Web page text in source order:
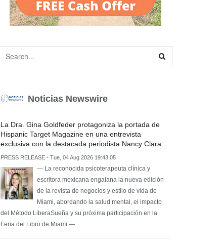
Noticias Newswire
La Dra. Gina Goldfeder protagoniza la portada de
Hispanic Target Magazine en una entrevista
exclusiva con la destacada periodista Nancy Clara
PRESS RELEASE - Tue, 04 Aug 2026 19:43:05
— La reconocida psicoterapeuta clínica y
escritora mexicana engalana la nueva edición
de la revista de negocios y estilo de vida de
Miami, abordando la salud mental, el impacto
del Método LiberaSueña y su próxima participación en la
Feria del Libro de Miami —